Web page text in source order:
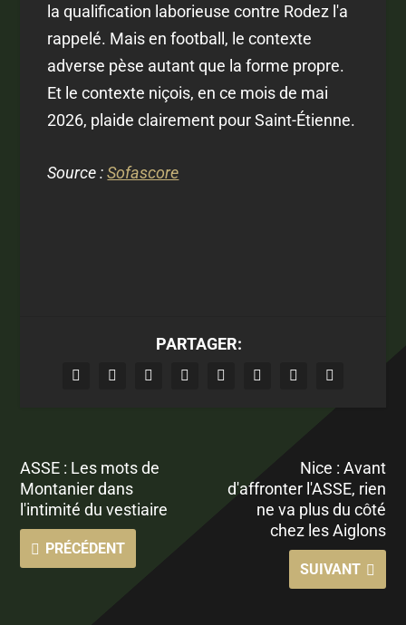
la qualification laborieuse contre Rodez l'a
rappelé. Mais en football, le contexte
adverse pèse autant que la forme propre.
Et le contexte niçois, en ce mois de mai
2026, plaide clairement pour Saint-Étienne.
Source :Sofascore
PARTAGER:
ASSE : Les mots de
Montanier dans
l'intimité du vestiaire
PRÉCÉDENT
Nice : Avant
d'affronter l'ASSE, rien
ne va plus du côté
chez les Aiglons
SUIVANT